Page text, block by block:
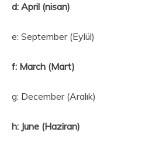
d: April (nisan)
e: September (Eylül)
f: March (Mart)
g: December (Aralık)
h: June (Haziran)